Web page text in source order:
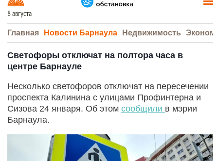
8 августа
Главная Новости Барнаула Недвижимость
Светофоры отключат на полтора часа в
центре Барнауле
Несколько светофоров отключат на пересечении
проспекта Калинина с улицами Профинтерна и
Сизова 24 января. Об этом сообщили в мэрии
Барнаула.